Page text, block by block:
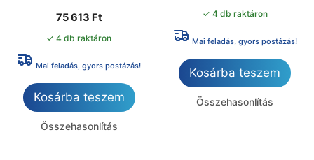
75 613 Ft
✓ 4 db raktáron
Mai feladás, gyors postázás!
Kosárba teszem
Összehasonlítás
✓ 4 db raktáron
Mai feladás, gyors postázás!
Kosárba teszem
Összehasonlítás